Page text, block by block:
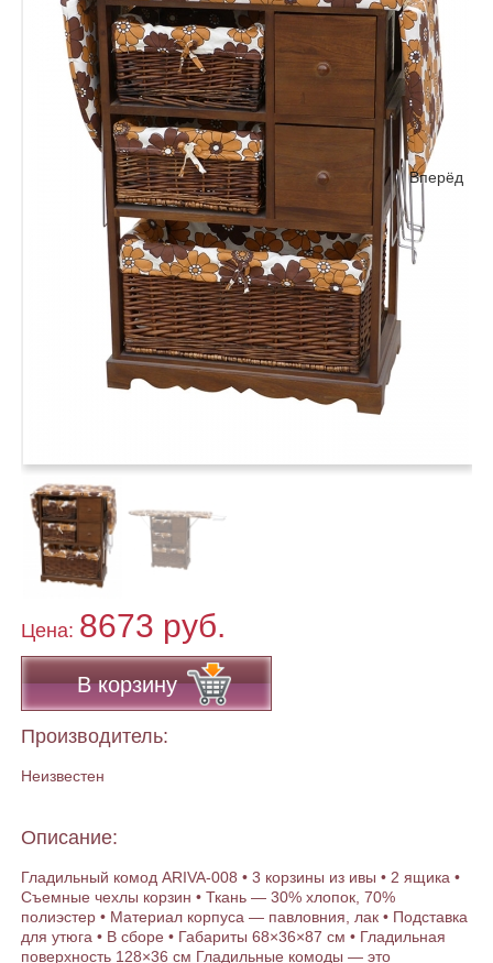
Вперёд
Цена: 8673 руб.
В корзину
Производитель:
Неизвестен
Описание:
Гладильный комод ARIVA-008 • 3 корзины из ивы • 2 ящика •
Съемные чехлы корзин • Ткань — 30% хлопок, 70%
полиэстер • Материал корпуса — павловния, лак • Подставка
для утюга • В сборе • Габариты 68×36×87 см • Гладильная
поверхность 128×36 см Гладильные комоды — это